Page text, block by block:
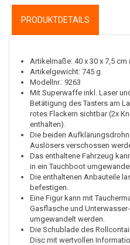
PRODUKTDETAILS
Artikelmaße: 40 x 30 x 7,5 cm
Artikelgewicht: 745 g
Modellnr.: 9263
Mit Superwaffe inkl. Laser
Betätigung des Tasters am
rotes Flackern sichtbar (2x
enthalten).
Die beiden
Auslösers verschossen
Das enthaltene Fahrzeug
in ein Tauchboot
Die enthaltenen Anbauteile
befestigen.
Eine Figur kann mit
Gasflasche und
umgewandelt werden.
Die Schublade des
Disc mit wertvollen